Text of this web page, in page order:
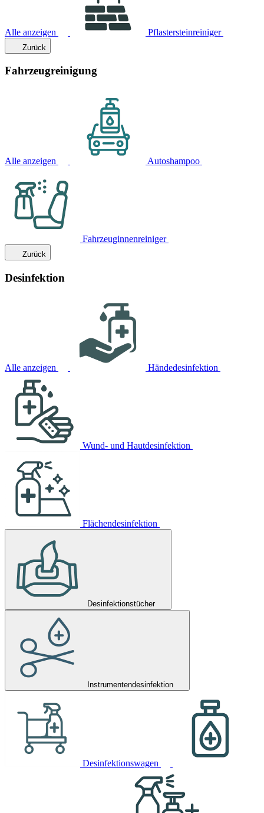
Alle anzeigen Pflastersteinreiniger
Zurück
Fahrzeugreinigung
Alle anzeigen Autoshampoo
Fahrzeuginnenreiniger
Zurück
Desinfektion
Alle anzeigen Händedesinfektion
Wund- und Hautdesinfektion
Flächendesinfektion
Desinfektionstücher
Instrumentendesinfektion
Desinfektionswagen